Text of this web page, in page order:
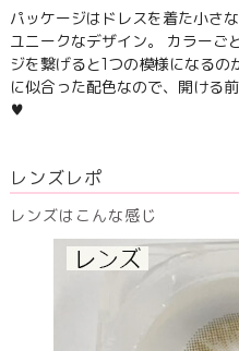
パッケージはドレスを着た小さ
ユニークなデザイン。 カラーご
ジを繋げると1つの模様になる
に似合った配色なので、開ける
♥
レンズレポ
レンズはこんな感じ